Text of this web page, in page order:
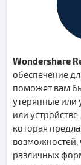
Wondershare
обеспечение
поможет вам
утерянные
или
которая
возможностей,
различных